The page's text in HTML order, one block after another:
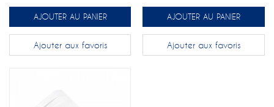
AJOUTER AU PANIER
Ajouter aux favoris
AJOUTER AU PANIER
Ajouter aux favoris